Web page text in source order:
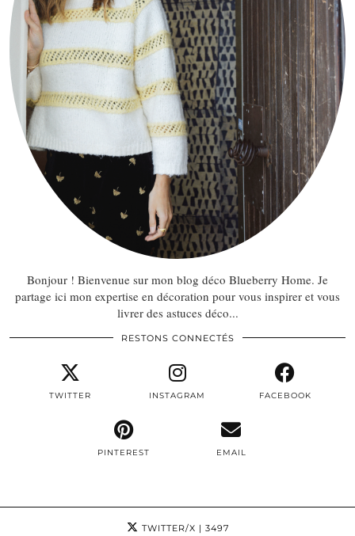
Bonjour ! Bienvenue sur mon blog déco Blueberry Home. Je
partage ici mon expertise en décoration pour vous inspirer et vous
livrer des astuces déco...
RESTONS CONNECTÉS
TWITTER INSTAGRAM FACEBOOK
PINTEREST EMAIL
TWITTER/X | 3497